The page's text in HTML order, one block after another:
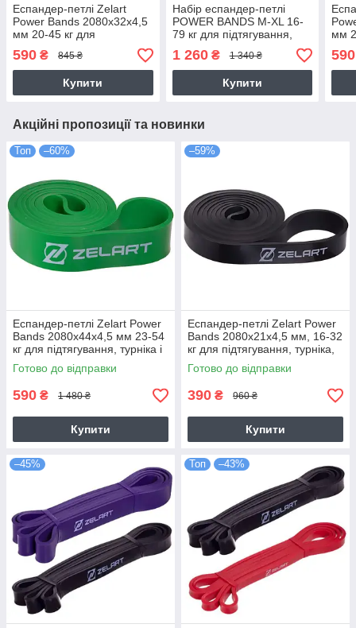
Еспандер-петлі Zelart
Power Bands 2080x32x4,5
мм 20-45 кг для
тренувань (FI-2606-3)
590 ₴ 845 ₴
Купити
Набір еспандер-петлі
POWER BANDS M-XL 16-
79 кг для підтягування,
1 260₴ 1 340 ₴
Купити
мм
590
Акційні пропозиції та новинки
Топ –60%
Еспандер-петлі Zelart Power
Bands 2080x44x4,5 мм 23-54
кг для підтягування, турніка і
тренувань (FI-2606-4)
Готово до відправки
590 ₴ 1 480 ₴
Купити
–59%
Еспандер-петлі Zelart Power
Bands 2080x21x4,5 мм, 16-32
кг для підтягування, турніка,
спорту (FI-2606-2)
Готово до відправки
390 ₴ 960 ₴
Купити
–45% Топ –43%